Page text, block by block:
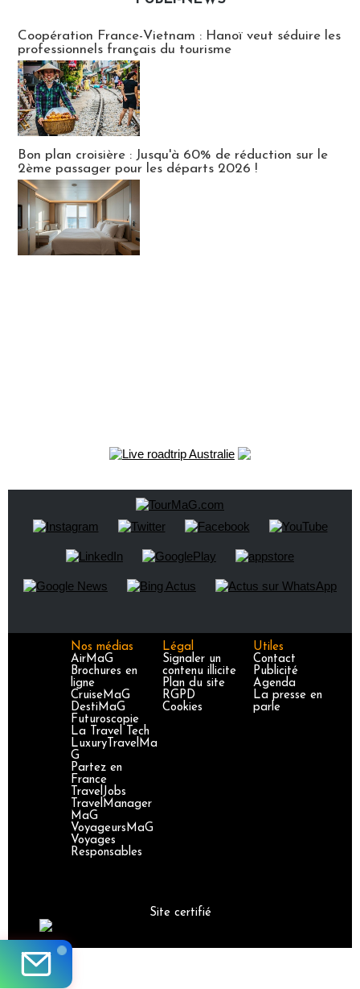
Coopération France-Vietnam : Hanoï veut séduire les
professionnels français du tourisme
Bon plan croisière : Jusqu'à 60% de réduction sur le
2ème passager pour les départs 2026 !
Nos médias
AirMaG
Brochures en
ligne
CruiseMaG
DestiMaG
Futuroscopie
La Travel Tech
LuxuryTravelMa
G
Partez en
France
TravelJobs
TravelManager
MaG
VoyageursMaG
Voyages
Responsables
Légal
Signaler un
contenu illicite
Plan du site
RGPD
Cookies
Utiles
Contact
Publicité
Agenda
La presse en
parle
Site certifié